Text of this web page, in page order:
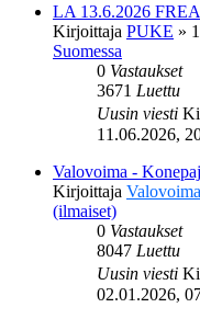
LA 13.6.2026
Kirjoittaja PUKE »
Suomessa
0 Vastaukset
3671 Luettu
Uusin viesti
11.06.2026,
Valovoima -
Kirjoittaja Valovoima
(ilmaiset)
0 Vastaukset
8047 Luettu
Uusin viesti
02.01.2026,